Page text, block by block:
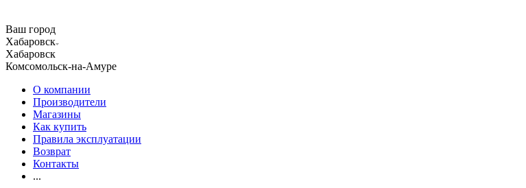
Ваш город
Хабаровск
Хабаровск
Комсомольск-на-Амуре
О компании
Производители
Магазины
Как купить
Правила эксплуатации
Возврат
Контакты
...